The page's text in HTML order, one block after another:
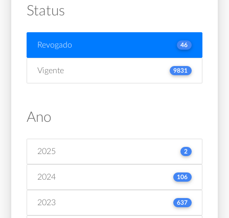
Status
Revogado 46
Vigente 9831
Ano
2025 2
2024 106
2023 637